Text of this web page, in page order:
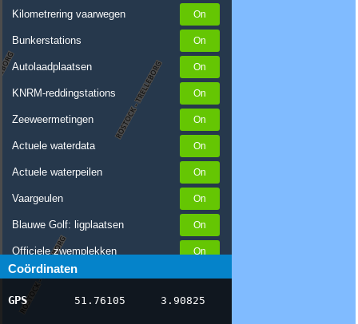
Kilometrering vaarwegen
Bunkerstations
Autolaadplaatsen
KNRM-reddingstations
Zeeweermetingen
Actuele waterdata
Actuele waterpeilen
Vaargeulen
Blauwe Golf: ligplaatsen
Officiele zwemplekken
Stremmingen/hinder
AIS scheepsposities
Coördinaten
GPS 51.76105 3.90825